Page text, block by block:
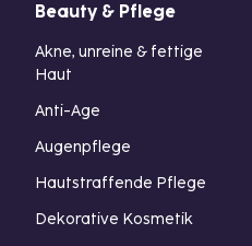
Beauty & Pflege
Akne, unreine & fettige
Haut
Anti-Age
Augenpflege
Hautstraffende Pflege
Dekorative Kosmetik